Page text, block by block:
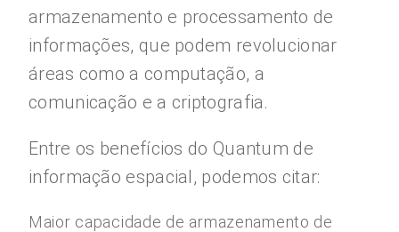
armazenamento e processamento de
informações, que podem revolucionar
áreas como a computação, a
comunicação e a criptografia.
Entre os benefícios do Quantum de
informação espacial, podemos citar:
Maior capacidade de armazenamento de